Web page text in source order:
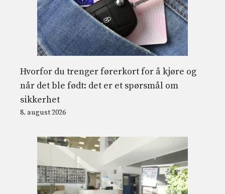
Hvorfor du trenger førerkort for å kjøre og
når det ble født: det er et spørsmål om
sikkerhet
8. august 2026